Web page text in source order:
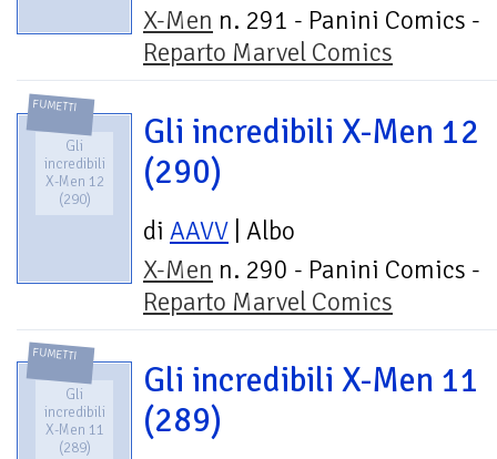
X-Men n. 291 - Panini Comics -
Reparto Marvel Comics
FUMETTI
Gli
incredibili
X-Men 12
(290)
Gli incredibili X-Men 12
(290)
di AAVV | Albo
X-Men n. 290 - Panini Comics -
Reparto Marvel Comics
FUMETTI
Gli
incredibili
X-Men 11
(289)
Gli incredibili X-Men 11
(289)